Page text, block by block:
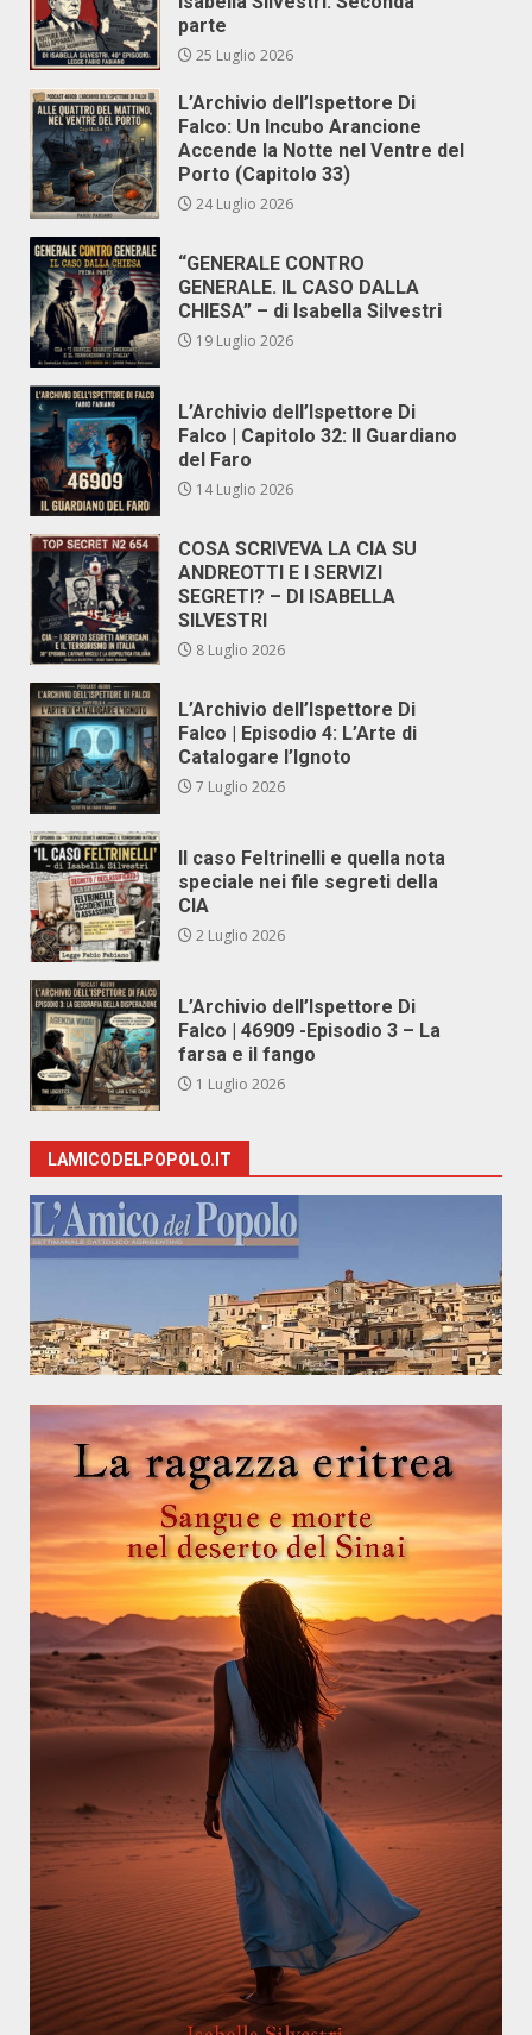
parte
25 Luglio 2026
L’Archivio dell’Ispettore Di
Falco: Un Incubo Arancione
Accende la Notte nel Ventre del
Porto (Capitolo 33)
24 Luglio 2026
“GENERALE CONTRO
GENERALE. IL CASO DALLA
CHIESA” – di Isabella Silvestri
19 Luglio 2026
L’Archivio dell’Ispettore Di
Falco | Capitolo 32: Il Guardiano
del Faro
14 Luglio 2026
COSA SCRIVEVA LA CIA SU
ANDREOTTI E I SERVIZI
SEGRETI? – DI ISABELLA
SILVESTRI
8 Luglio 2026
L’Archivio dell’Ispettore Di
Falco | Episodio 4: L’Arte di
Catalogare l’Ignoto
7 Luglio 2026
Il caso Feltrinelli e quella nota
speciale nei file segreti della
CIA
2 Luglio 2026
L’Archivio dell’Ispettore Di
Falco | 46909 -Episodio 3 – La
farsa e il fango
1 Luglio 2026
LAMICODELPOPOLO.IT